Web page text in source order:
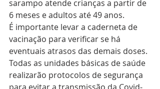
sarampo atende crianças a partir de
6 meses e adultos até 49 anos.
É importante levar a caderneta de
vacinação para verificar se há
eventuais atrasos das demais doses.
Todas as unidades básicas de saúde
realizarão protocolos de segurança